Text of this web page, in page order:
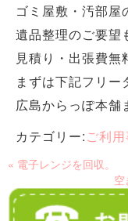
ゴミ屋敷・汚部屋
遺品整理のご要望
見積り・出張費無
まずは下記フリー
広島からっぽ本舗
カテゴリー:ご利
« 電子レンジを回収。